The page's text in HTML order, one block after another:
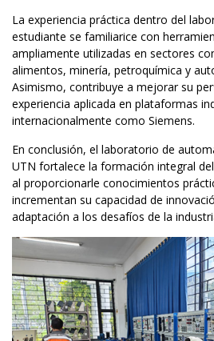
La experiencia práctica dentro del
estudiante se familiarice con
ampliamente utilizadas en sectores
alimentos, minería, petroquímica y
Asimismo, contribuye a mejorar su
experiencia aplicada en plataformas
internacionalmente como Siemens.
En conclusión, el laboratorio de
UTN fortalece la formación integral
al proporcionarle conocimientos
incrementan su capacidad de
adaptación a los desafíos de la